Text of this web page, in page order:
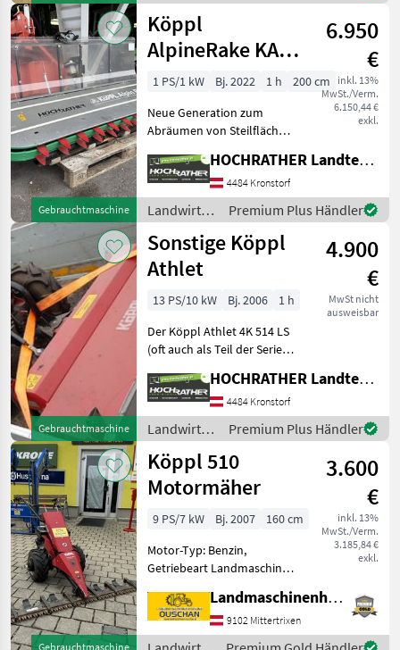
extreme Hanglagen.
wahlweis
Motorfahrzeuge
/ Köppl
Gebrauchtmaschine
Köppl
AlpineRake KAR
200
6.950
€
inkl. 13%
MwSt./Verm.
6.150,44 €
exkl.
1 PS/1 kW Bj. 2022 1 h
200 cm
Neue Generation zum
Abräumen von Steilflächen!
Alpin Rake KAR200 - Verkauf
im Kundenauftrag Durch
einstellbaren Rechts- und
Linkslauf f
HOCHRATHER Landtechnik GmbH
4484 Kronstorf
Landwirtsch.
Motorfahrzeuge
/ Köppl
Premium Plus Händler
Gebrauchtmaschine
Sonstige Köppl
Athlet
4.900
€
MwSt nicht
ausweisbar
13 PS/10 kW Bj. 2006
1 h
Der Köppl Athlet 4K 514 LS
(oft auch als Teil der Serie
robuster, mechanisch
angetriebener
Einachsschlepper und
Geräteträger, der für den
profes
HOCHRATHER Landtechnik GmbH
4484 Kronstorf
Landwirtsch.
Motorfahrzeuge
/ Sonstige
Premium Plus Händler
Gebrauchtmaschine
Köppl 510
Motormäher
3.600
€
inkl. 13%
MwSt./Verm.
3.185,84 €
exkl.
9 PS/7 kW Bj. 2007
160 cm
Motor-Typ: Benzin,
Getriebeart Landmaschine:
Zylinderanzahl: 1 Zylinder,
Doppelmesser,
Differentialsperre Köppl
Landmaschinenhandel Ouschan Anton
9102 Mittertrixen